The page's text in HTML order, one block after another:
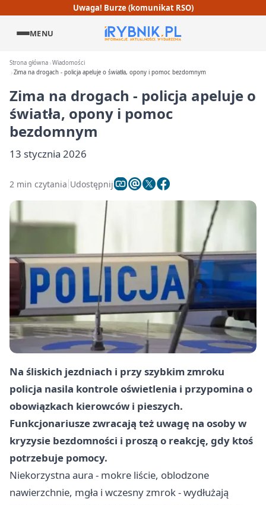
Uwaga! Burze (komunikat RSO)
MENU
Strona główna Wiadomości
Zima na drogach - policja apeluje o światła, opony i pomoc bezdomnym
Zima na drogach - policja apeluje o
światła, opony i pomoc
bezdomnym
13 stycznia 2026
2 min czytania Udostępnij
Na śliskich jezdniach i przy szybkim zmroku
policja nasila kontrole oświetlenia i przypomina o
obowiązkach kierowców i pieszych.
Funkcjonariusze zwracają też uwagę na osoby w
kryzysie bezdomności i proszą o reakcję, gdy ktoś
potrzebuje pomocy.
Niekorzystna aura - mokre liście, oblodzone
nawierzchnie, mgła i wczesny zmrok - wydłużają